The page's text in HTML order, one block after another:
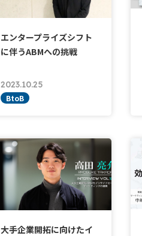
エンタープライズシフト
に伴うABMへの挑戦
2023.10.25
BtoB
大手企業開拓に向けたイ